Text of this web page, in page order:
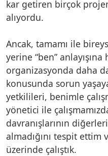
kar getiren birçok
alıyordu.
Ancak, tamamı ile
yerine “ben”
organizasyonda daha
konusunda sorun
yetkilileri, benimle
yönetici ile
davranışlarının
almadığını tespit
üzerinde çalıştık.